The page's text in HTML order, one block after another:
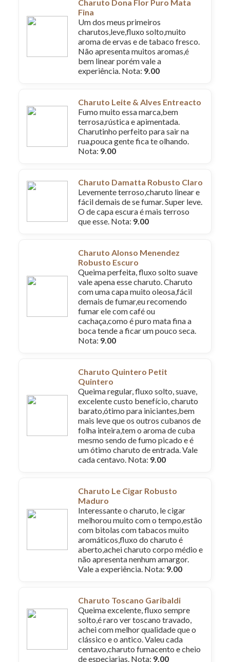
Charuto Dona Flor Puro Mata
Fina
Um dos meus primeiros
charutos,leve,fluxo solto,muito
aroma de ervas e de tabaco fresco.
Não apresenta muitos aromas,é
bem linear porém vale a
experiência. Nota: 9.00
Charuto Leite & Alves Entreacto
Fumo muito essa marca,bem
terrosa,rústica e apimentada.
Charutinho perfeito para sair na
rua,pouca gente fica te olhando.
Nota: 9.00
Charuto Damatta Robusto Claro
Levemente terroso,charuto linear e
fácil demais de se fumar. Super leve.
O de capa escura é mais terroso
que esse. Nota: 9.00
Charuto Alonso Menendez
Robusto Escuro
Queima perfeita, fluxo solto suave
vale apena esse charuto. Charuto
com uma capa muito oleosa,fácil
demais de fumar,eu recomendo
fumar ele com café ou
cachaça,como é puro mata fina a
boca tende a ficar um pouco seca.
Nota: 9.00
Charuto Quintero Petit
Quintero
Queima regular, fluxo solto, suave,
excelente custo benefício, charuto
barato,ótimo para iniciantes,bem
mais leve que os outros cubanos de
folha inteira,tem o aroma de cuba
mesmo sendo de fumo picado e é
um ótimo charuto de entrada. Vale
cada centavo. Nota: 9.00
Charuto Le Cigar Robusto
Maduro
Interessante o charuto, le cigar
melhorou muito com o tempo,estão
com bitolas com tabacos muito
aromáticos,fluxo do charuto é
aberto,achei charuto corpo médio e
não apresenta nenhum amargor.
Vale a experiência. Nota: 9.00
Charuto Toscano Garibaldi
Queima excelente, fluxo sempre
solto,é raro ver toscano travado,
achei com melhor qualidade que o
clássico e o antico. Valeu cada
centavo,charuto fumacento e cheio
de especiarias. Nota: 9.00